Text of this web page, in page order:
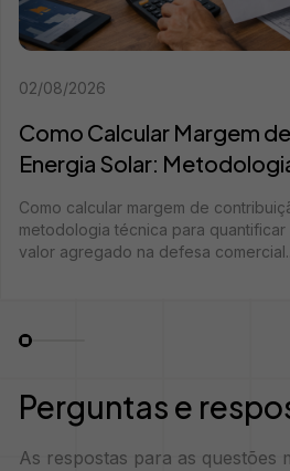
02/08/2026
Como Calcular Margem
Energia Solar:
Como calcular margem de
metodologia técnica para
valor agregado na defesa
Perguntas e
As respostas para as questões